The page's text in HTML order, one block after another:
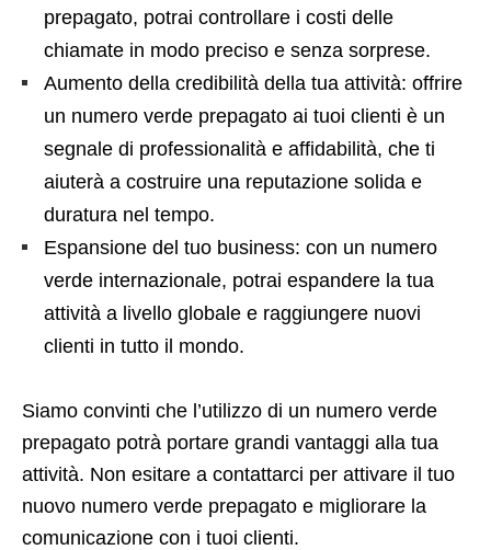
prepagato, potrai controllare i costi delle
chiamate in modo preciso e senza sorprese.
Aumento della credibilità della tua attività: offrire
un numero verde prepagato ai tuoi clienti è un
segnale di professionalità e affidabilità, che ti
aiuterà a costruire una reputazione solida e
duratura nel tempo.
Espansione del tuo business: con un numero
verde internazionale, potrai espandere la tua
attività a livello globale e raggiungere nuovi
clienti in tutto il mondo.
Siamo convinti che l’utilizzo di un numero verde
prepagato potrà portare grandi vantaggi alla tua
attività. Non esitare a contattarci per attivare il tuo
nuovo numero verde prepagato e migliorare la
comunicazione con i tuoi clienti.